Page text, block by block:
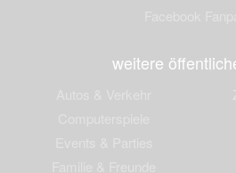
weitere